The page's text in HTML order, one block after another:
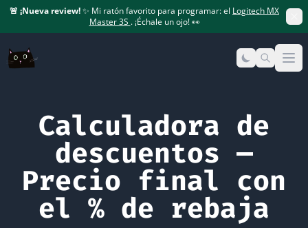
🚨 ¡Nueva review!✨ Mi ratón favorito para programar: el Logitech MX
Master 3S . ¡Échale un ojo! 👀
Calculadora de
descuentos —
Precio final con
el % de rebaja